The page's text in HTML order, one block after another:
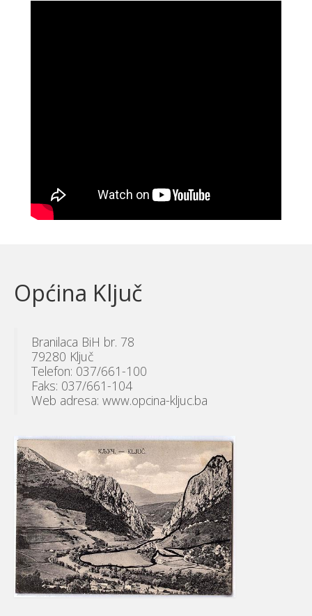
Općina Ključ
Branilaca BiH br. 78
79280 Ključ
Telefon: 037/661-100
Faks: 037/661-104
Web adresa: www.opcina-kljuc.ba